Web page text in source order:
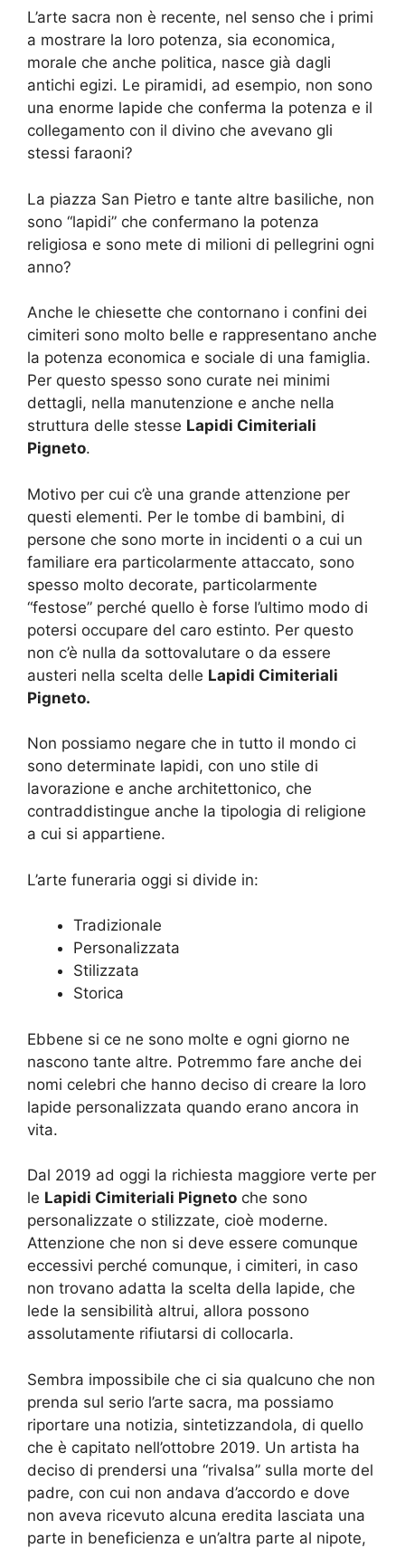
L’arte sacra non è recente, nel senso che i primi
a mostrare la loro potenza, sia economica,
morale che anche politica, nasce già dagli
antichi egizi. Le piramidi, ad esempio, non sono
una enorme lapide che conferma la potenza e il
collegamento con il divino che avevano gli
stessi faraoni?
La piazza San Pietro e tante altre basiliche, non
sono “lapidi” che confermano la potenza
religiosa e sono mete di milioni di pellegrini ogni
anno?
Anche le chiesette che contornano i confini dei
cimiteri sono molto belle e rappresentano anche
la potenza economica e sociale di una famiglia.
Per questo spesso sono curate nei minimi
dettagli, nella manutenzione e anche nella
struttura delle stesse Lapidi Cimiteriali
Pigneto.
Motivo per cui c’è una grande attenzione per
questi elementi. Per le tombe di bambini, di
persone che sono morte in incidenti o a cui un
familiare era particolarmente attaccato, sono
spesso molto decorate, particolarmente
“festose” perché quello è forse l’ultimo modo di
potersi occupare del caro estinto. Per questo
non c’è nulla da sottovalutare o da essere
austeri nella scelta delle Lapidi Cimiteriali
Pigneto.
Non possiamo negare che in tutto il mondo ci
sono determinate lapidi, con uno stile di
lavorazione e anche architettonico, che
contraddistingue anche la tipologia di religione
a cui si appartiene.
L’arte funeraria oggi si divide in:
Tradizionale
Personalizzata
Stilizzata
Storica
Ebbene si ce ne sono molte e ogni giorno ne
nascono tante altre. Potremmo fare anche dei
nomi celebri che hanno deciso di creare la loro
lapide personalizzata quando erano ancora in
vita.
Dal 2019 ad oggi la richiesta maggiore verte per
le Lapidi Cimiteriali Pigneto che sono
personalizzate o stilizzate, cioè moderne.
Attenzione che non si deve essere comunque
eccessivi perché comunque, i cimiteri, in caso
non trovano adatta la scelta della lapide, che
lede la sensibilità altrui, allora possono
assolutamente rifiutarsi di collocarla.
Sembra impossibile che ci sia qualcuno che non
prenda sul serio l’arte sacra, ma possiamo
riportare una notizia, sintetizzandola, di quello
che è capitato nell’ottobre 2019. Un artista ha
deciso di prendersi una “rivalsa” sulla morte del
padre, con cui non andava d’accordo e dove
non aveva ricevuto alcuna eredita lasciata una
parte in beneficienza e un’altra parte al nipote,